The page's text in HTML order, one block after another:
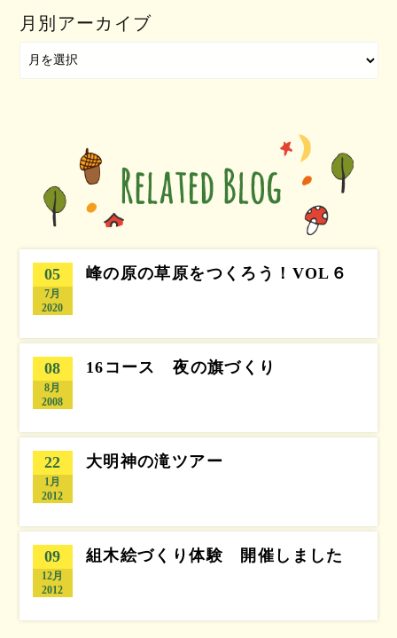
月別アーカイブ
05
7月
2020
峰の原の草原をつくろう！VOL６
08
8月
2008
16コース 夜の旗づくり
22
1月
2012
大明神の滝ツアー
09
12月
2012
組木絵づくり体験 開催しました